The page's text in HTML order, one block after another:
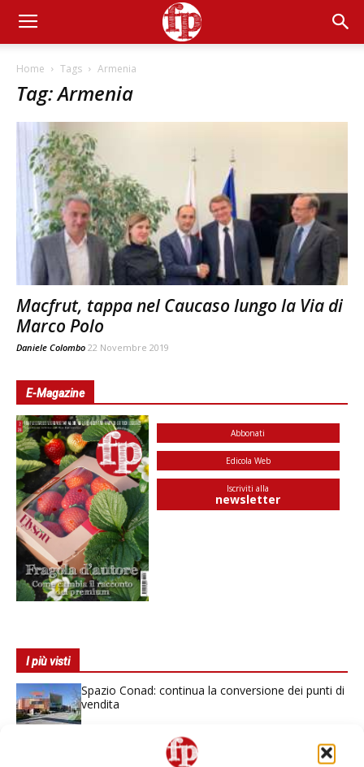
Home Tags Armenia
Tag: Armenia
Macfrut, tappa nel Caucaso lungo la Via di
Marco Polo
Daniele Colombo 22 Novembre 2019
E-Magazine
Abbonati
Edicola Web
Iscriviti alla
newsletter
I più visti
Spazio Conad: continua la conversione dei punti di
vendita
Retail tour nel mondo della IV gamma